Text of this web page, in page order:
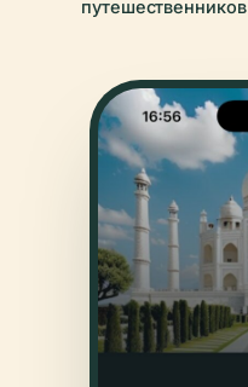
путешественников